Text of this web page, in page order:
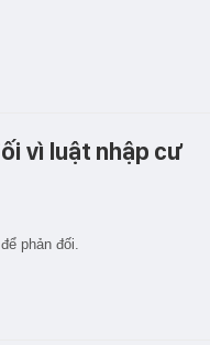
vì luật nhập cư
phản đối.